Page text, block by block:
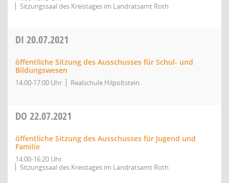
Sitzungssaal des Kreistages im Landratsamt Roth
DI 20.07.2021
öffentliche Sitzung des Ausschusses für Schul- und
Bildungswesen
14:00-17:00 Uhr Realschule Hilpoltstein
DO 22.07.2021
öffentliche Sitzung des Ausschusses für Jugend und
Familie
14:00-16:20 Uhr
Sitzungssaal des Kreistages im Landratsamt Roth